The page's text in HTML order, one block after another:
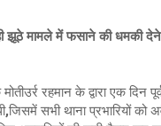
मामले में फसाने की धमकी देने
रहमान के द्वारा एक
सभी थाना प्रभारियों को